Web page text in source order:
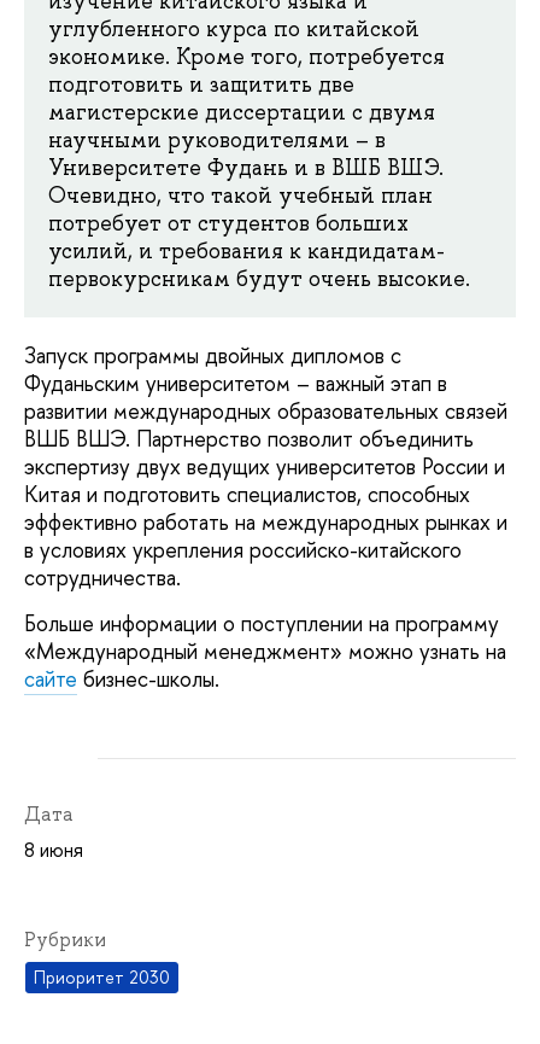
углубленного курса по китайской
экономике. Кроме того, потребуется
подготовить и защитить две
магистерские диссертации с двумя
научными руководителями – в
Университете Фудань и в ВШБ ВШЭ.
Очевидно, что такой учебный план
потребует от студентов больших
усилий, и требования к кандидатам-
первокурсникам будут очень высокие.
Запуск программы двойных дипломов с
Фуданьским университетом – важный этап в
развитии международных образовательных связей
ВШБ ВШЭ. Партнерство позволит объединить
экспертизу двух ведущих университетов России и
Китая и подготовить специалистов, способных
эффективно работать на международных рынках и
в условиях укрепления российско-китайского
сотрудничества.
Больше информации о поступлении на программу
«Международный менеджмент» можно узнать на
сайте бизнес-школы.
Дата
8 июня
Рубрики
Приоритет 2030